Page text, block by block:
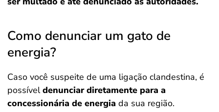
Como denunciar um gato de
energia?
Caso você suspeite de uma ligação clandestina, é
possíveldenunciar diretamente para a
concessionária de energia da sua região.